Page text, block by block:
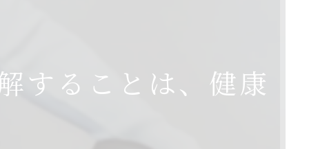
することは、健康